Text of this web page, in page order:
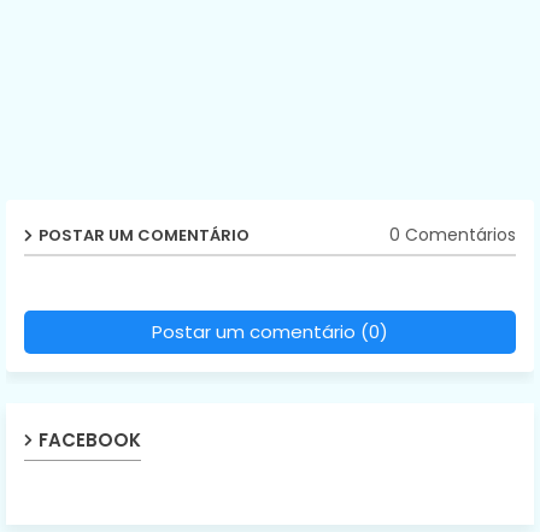
POSTAR UM COMENTÁRIO 0 Comentários
Postar um comentário (0)
FACEBOOK